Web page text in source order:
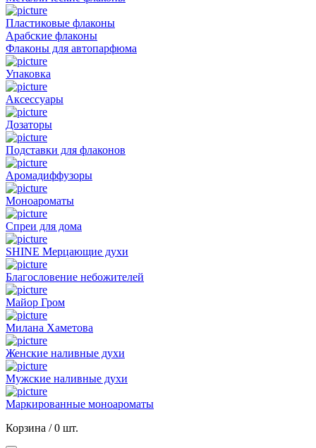
Пластиковые флаконы
Арабские флаконы
Флаконы для автопарфюма
Упаковка
Аксессуары
Дозаторы
Подставки для флаконов
Аромадиффузоры
Моноароматы
Спреи для дома
SHINE Мерцающие духи
Благословение небожителей
Майор Гром
Милана Хаметова
Женские наливные духи
Мужские наливные духи
Маркированные моноароматы
Корзина /0 шт.